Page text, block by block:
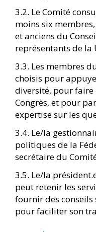
3.2. Le Comité
moins six
et anciens du
représentants de
3.3. Les membres
choisis pour
diversité, pour faire
Congrès, et pour
expertise sur les
3.4. Le/la
politiques de la
secrétaire du
3.5. Le/la
peut retenir les
fournir des
pour faciliter son